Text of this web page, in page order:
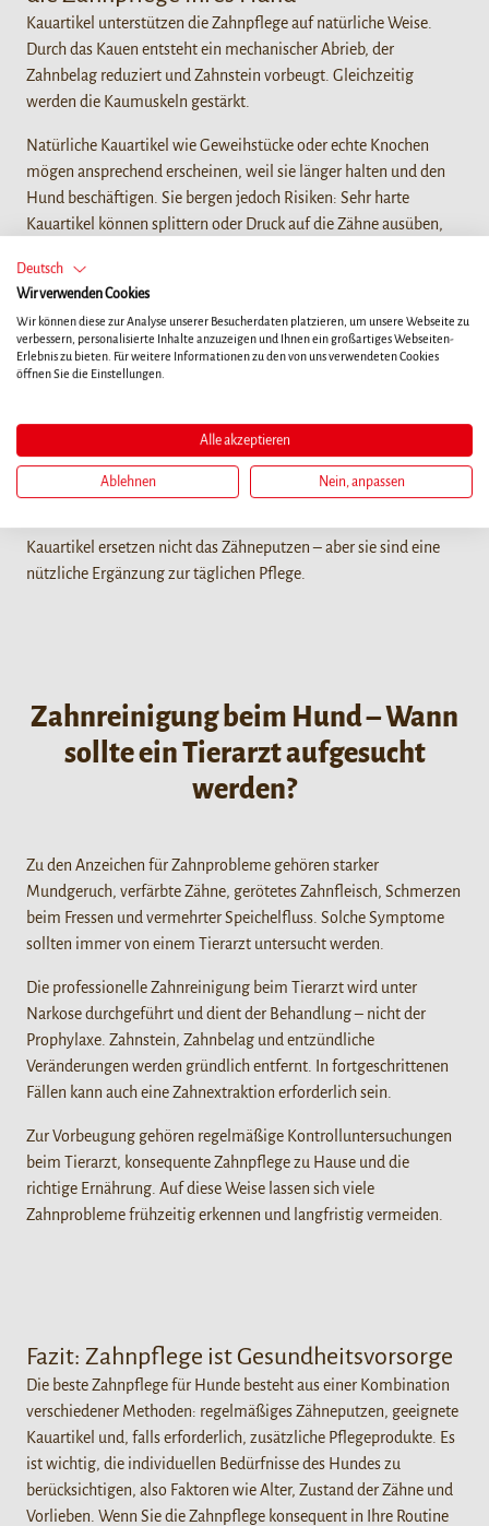
Kauartikel unterstützen die Zahnpflege auf natürliche Weise.
Durch das Kauen entsteht ein mechanischer Abrieb, der
Zahnbelag reduziert und Zahnstein vorbeugt. Gleichzeitig
werden die Kaumuskeln gestärkt.
Natürliche Kauartikel wie Geweihstücke oder echte Knochen
mögen ansprechend erscheinen, weil sie länger halten und den
Hund beschäftigen. Sie bergen jedoch Risiken: Sehr harte
Kauartikel können splittern oder Druck auf die Zähne ausüben,
Zahnfleisches und des Mundes führen kann. Wenn Sie sich für
solche Artikel entscheiden, passen Sie sie immer sorgfältig an die
Größe Ihres Hundes an und beobachten Sie ihn genau. Wenn Sie
Anzeichen von Unbehagen oder Verletzungen bemerken, sollte
das Produkt nicht länger genutzt werden.
Spezielle Kauartikel für die Zahnpflege, wie8IN1 PRO,sind
weicher, speziell geformt und mit zahnpflegenden Inhaltsstoffen
angereichert. Sie fördern gezielt die Zahnreinigung und sind in
der Regel besser verträglich als sehr harte, natürliche Produkte.
Kauartikel ersetzen nicht das Zähneputzen – aber sie sind eine
nützliche Ergänzung zur täglichen Pflege.
Zahnreinigung beim Hund – Wann
sollte ein Tierarzt aufgesucht
werden?
Zu den Anzeichen für Zahnprobleme gehören starker
Mundgeruch, verfärbte Zähne, gerötetes Zahnfleisch, Schmerzen
beim Fressen und vermehrter Speichelfluss. Solche Symptome
sollten immer von einem Tierarzt untersucht werden.
Die professionelle Zahnreinigung beim Tierarzt wird unter
Narkose durchgeführt und dient der Behandlung – nicht der
Prophylaxe. Zahnstein, Zahnbelag und entzündliche
Veränderungen werden gründlich entfernt. In fortgeschrittenen
Fällen kann auch eine Zahnextraktion erforderlich sein.
Zur Vorbeugung gehören regelmäßige Kontrolluntersuchungen
beim Tierarzt, konsequente Zahnpflege zu Hause und die
richtige Ernährung. Auf diese Weise lassen sich viele
Zahnprobleme frühzeitig erkennen und langfristig vermeiden.
Fazit: Zahnpflege ist Gesundheitsvorsorge
Die beste Zahnpflege für Hunde besteht aus einer Kombination
verschiedener Methoden: regelmäßiges Zähneputzen, geeignete
Kauartikel und, falls erforderlich, zusätzliche Pflegeprodukte. Es
ist wichtig, die individuellen Bedürfnisse des Hundes zu
berücksichtigen, also Faktoren wie Alter, Zustand der Zähne und
Vorlieben. Wenn Sie die Zahnpflege konsequent in Ihre Routine
Deutsch
Wir verwenden Cookies
Wir können diese zur Analyse unserer Besucherdaten platzieren, um unsere Webseite zu
verbessern, personalisierte Inhalte anzuzeigen und Ihnen ein großartiges Webseiten-
Erlebnis zu bieten. Für weitere Informationen zu den von uns verwendeten Cookies
öffnen Sie die Einstellungen.
Alle akzeptieren
Ablehnen Nein, anpassen